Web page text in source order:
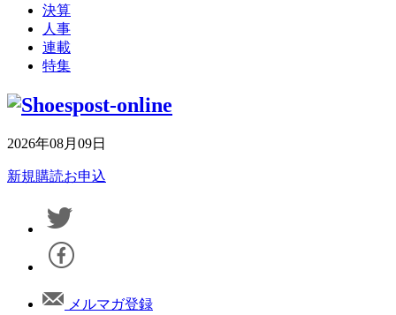
決算
人事
連載
特集
2026年08月09日
新規購読お申込
メルマガ登録